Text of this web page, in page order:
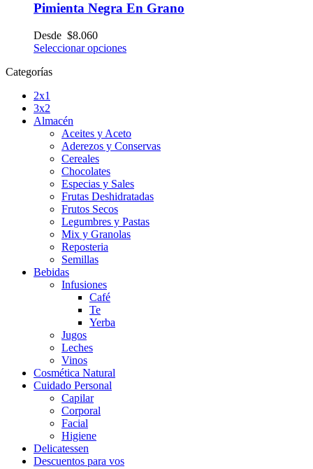
Pimienta Negra En Grano
Desde $8.060
Seleccionar opciones
Categorías
2x1
3x2
Almacén
Aceites y Aceto
Aderezos y Conservas
Cereales
Chocolates
Especias y Sales
Frutas Deshidratadas
Frutos Secos
Legumbres y Pastas
Mix y Granolas
Reposteria
Semillas
Bebidas
Infusiones
Café
Te
Yerba
Jugos
Leches
Vinos
Cosmética Natural
Cuidado Personal
Capilar
Corporal
Facial
Higiene
Delicatessen
Descuentos para vos